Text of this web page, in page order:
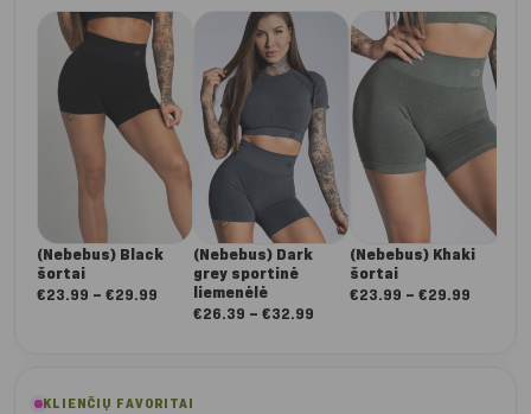
(Nebebus) Black
šortai
€23.99 – €29.99
€23.99
(Nebebus) Dark
grey sportinė
liemenėlė
€26.39 – €32.99
(Nebebus) Khaki
šortai
€23.99 – €29.99
KLIENČIŲ FAVORITAI